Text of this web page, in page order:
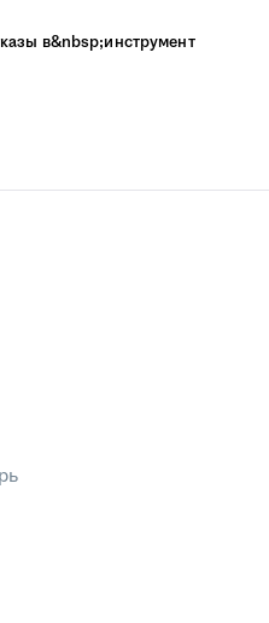
в&nbsp;инструмент